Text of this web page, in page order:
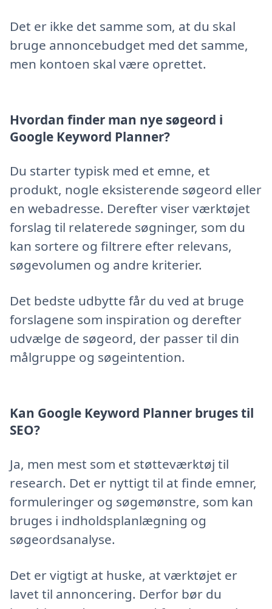
Det er ikke det samme som, at du skal
bruge annoncebudget med det samme,
men kontoen skal være oprettet.
Hvordan finder man nye søgeord i
Google Keyword Planner?
Du starter typisk med et emne, et
produkt, nogle eksisterende søgeord eller
en webadresse. Derefter viser værktøjet
forslag til relaterede søgninger, som du
kan sortere og filtrere efter relevans,
søgevolumen og andre kriterier.
Det bedste udbytte får du ved at bruge
forslagene som inspiration og derefter
udvælge de søgeord, der passer til din
målgruppe og søgeintention.
Kan Google Keyword Planner bruges til
SEO?
Ja, men mest som et støtteværktøj til
research. Det er nyttigt til at finde emner,
formuleringer og søgemønstre, som kan
bruges i indholdsplanlægning og
søgeordsanalyse.
Det er vigtigt at huske, at værktøjet er
lavet til annoncering. Derfor bør du